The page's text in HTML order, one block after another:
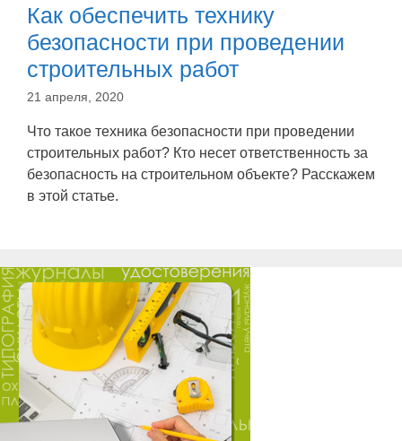
Как обеспечить технику
безопасности при проведении
строительных работ
21 апреля, 2020
Что такое техника безопасности при проведении
строительных работ? Кто несет ответственность за
безопасность на строительном объекте? Расскажем
в этой статье.